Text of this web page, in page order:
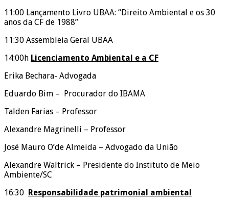
11:00 Lançamento Livro UBAA: “Direito Ambiental e os 30
anos da CF de 1988”
11:30 Assembleia Geral UBAA
14:00h Licenciamento Ambiental e a CF
Erika Bechara- Advogada
Eduardo Bim – Procurador do IBAMA
Talden Farias – Professor
Alexandre Magrinelli – Professor
José Mauro O’de Almeida – Advogado da União
Alexandre Waltrick – Presidente do Instituto de Meio
Ambiente/SC
16:30 Responsabilidade patrimonial ambiental